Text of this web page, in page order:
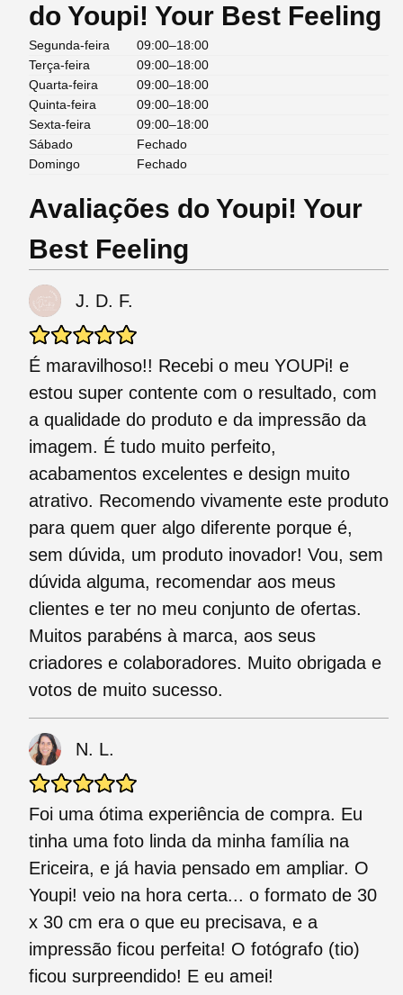
do Youpi! Your Best Feeling
Segunda-feira
09:00–18:00
Terça-feira
09:00–18:00
Quarta-feira
09:00–18:00
Quinta-feira
09:00–18:00
Sexta-feira
09:00–18:00
Sábado
Fechado
Domingo
Fechado
Avaliações do Youpi! Your
Best Feeling
J. D. F.
É maravilhoso!! Recebi o meu YOUPi! e
estou super contente com o resultado, com
a qualidade do produto e da impressão da
imagem. É tudo muito perfeito,
acabamentos excelentes e design muito
atrativo. Recomendo vivamente este produto
para quem quer algo diferente porque é,
sem dúvida, um produto inovador! Vou, sem
dúvida alguma, recomendar aos meus
clientes e ter no meu conjunto de ofertas.
Muitos parabéns à marca, aos seus
criadores e colaboradores. Muito obrigada e
votos de muito sucesso.
N. L.
Foi uma ótima experiência de compra. Eu
tinha uma foto linda da minha família na
Ericeira, e já havia pensado em ampliar. O
Youpi! veio na hora certa... o formato de 30
x 30 cm era o que eu precisava, e a
impressão ficou perfeita! O fotógrafo (tio)
ficou surpreendido! E eu amei!